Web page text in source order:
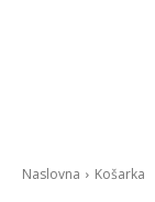
Naslovna Košarka